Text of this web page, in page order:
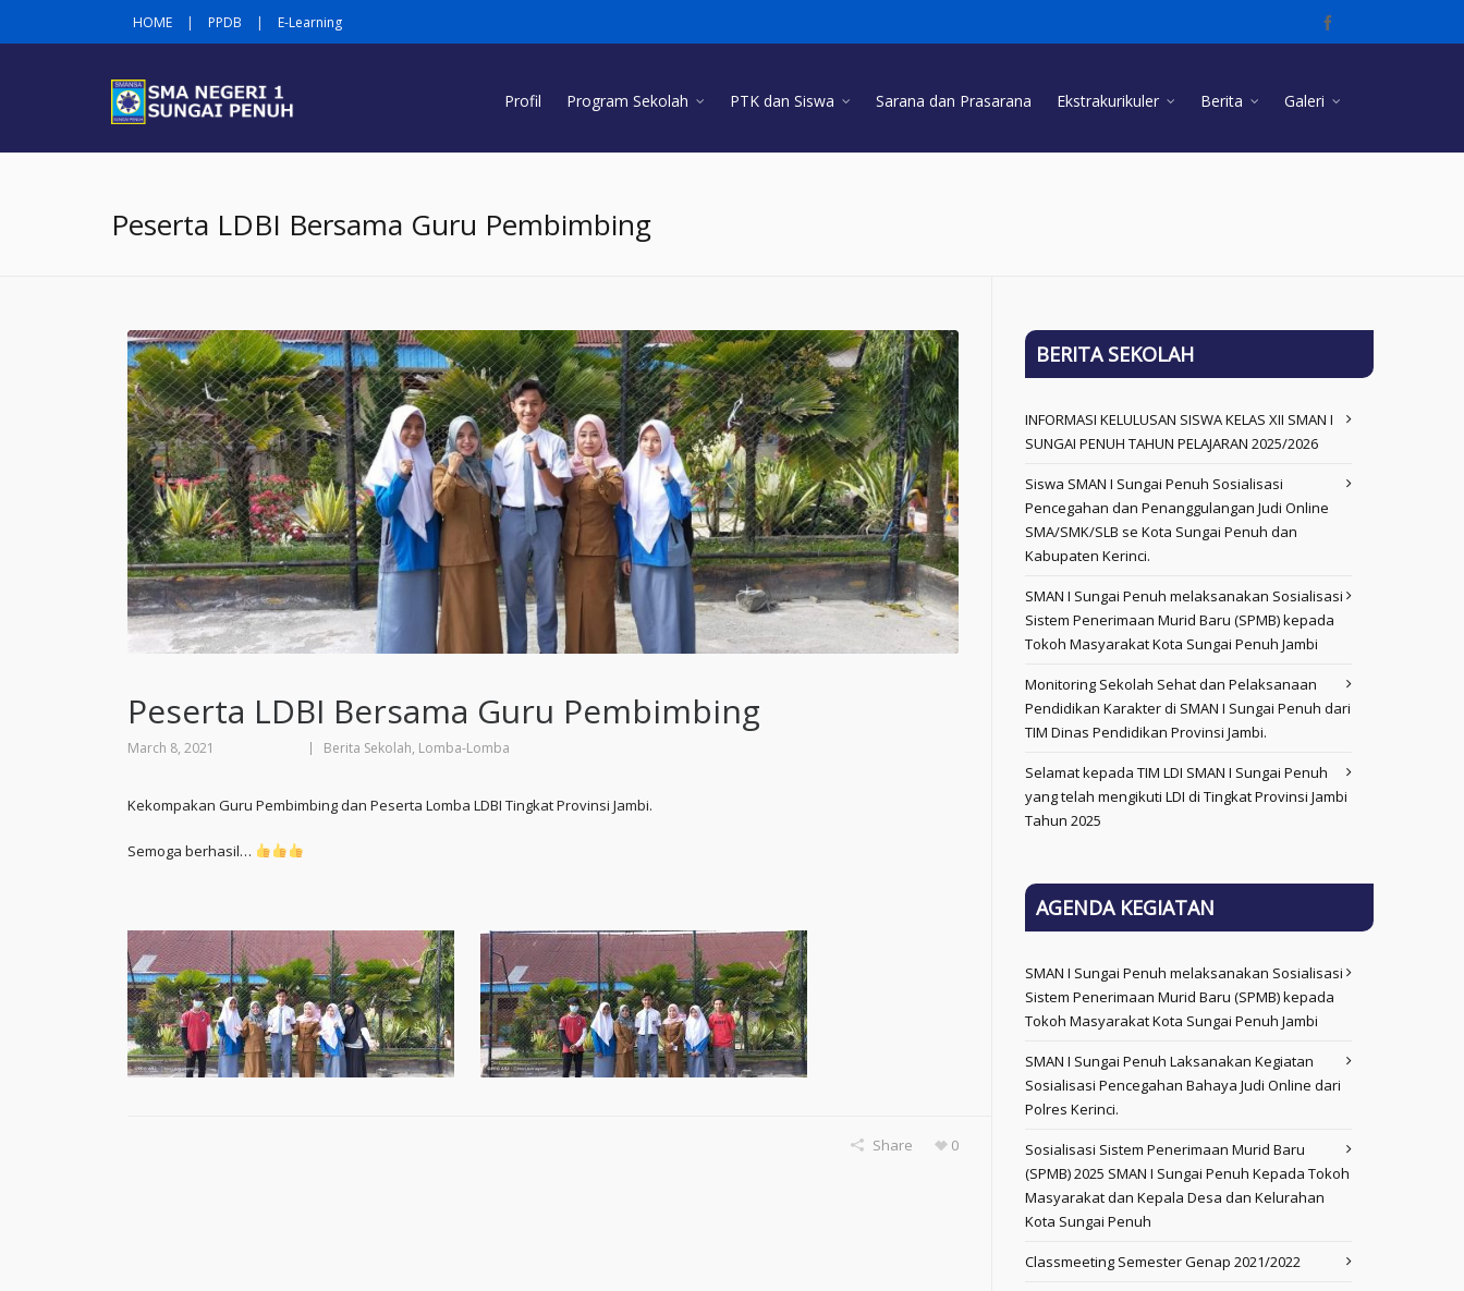
HOME | PPDB | E-Learning
Profil Program Sekolah PTK dan Siswa Sarana dan Prasarana Ekstrakurikuler Berita Galeri
Peserta LDBI Bersama Guru Pembimbing
Peserta LDBI Bersama Guru Pembimbing
March 8, 2021 Berita Sekolah, Lomba-Lomba
Kekompakan Guru Pembimbing dan Peserta Lomba LDBI Tingkat Provinsi Jambi.
Semoga berhasil…
Share 0
BERITA SEKOLAH
INFORMASI KELULUSAN SISWA KELAS XII SMAN I
SUNGAI PENUH TAHUN PELAJARAN 2025/2026
Siswa SMAN I Sungai Penuh Sosialisasi
Pencegahan dan Penanggulangan Judi Online
SMA/SMK/SLB se Kota Sungai Penuh dan
Kabupaten Kerinci.
SMAN I Sungai Penuh melaksanakan Sosialisasi
Sistem Penerimaan Murid Baru (SPMB) kepada
Tokoh Masyarakat Kota Sungai Penuh Jambi
Monitoring Sekolah Sehat dan Pelaksanaan
Pendidikan Karakter di SMAN I Sungai Penuh dari
TIM Dinas Pendidikan Provinsi Jambi.
Selamat kepada TIM LDI SMAN I Sungai Penuh
yang telah mengikuti LDI di Tingkat Provinsi Jambi
Tahun 2025
AGENDA KEGIATAN
SMAN I Sungai Penuh melaksanakan Sosialisasi
Sistem Penerimaan Murid Baru (SPMB) kepada
Tokoh Masyarakat Kota Sungai Penuh Jambi
SMAN I Sungai Penuh Laksanakan Kegiatan
Sosialisasi Pencegahan Bahaya Judi Online dari
Polres Kerinci.
Sosialisasi Sistem Penerimaan Murid Baru
(SPMB) 2025 SMAN I Sungai Penuh Kepada Tokoh
Masyarakat dan Kepala Desa dan Kelurahan
Kota Sungai Penuh
Classmeeting Semester Genap 2021/2022